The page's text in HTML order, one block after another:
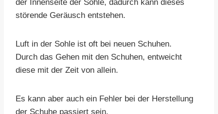
der Innenseite der Sohle, dadurch kann dieses
störende Geräusch entstehen.
Luft in der Sohle ist oft bei neuen Schuhen.
Durch das Gehen mit den Schuhen, entweicht
diese mit der Zeit von allein.
Es kann aber auch ein Fehler bei der Herstellung
der Schuhe passiert sein.